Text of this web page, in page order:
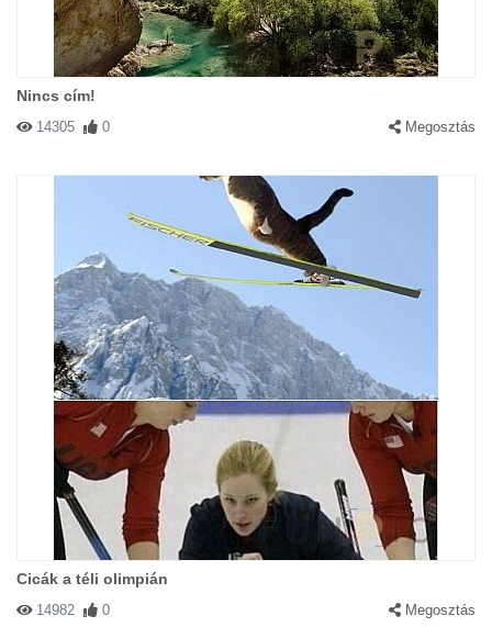
Nincs cím!
14305 0 Megosztás
Cicák a téli olimpián
14982 0 Megosztás